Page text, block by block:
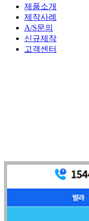
제품소개
제작사례
A/S문의
신규제작
고객센터